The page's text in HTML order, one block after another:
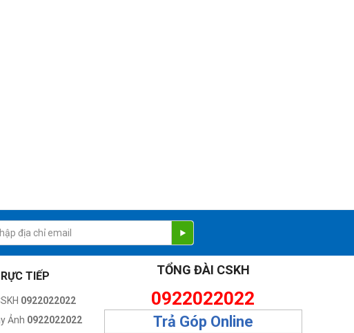
TIẾP
0922022022
Ảnh 0922022022
TỔNG ĐÀI CSKH
0922022022
Trả Góp Online